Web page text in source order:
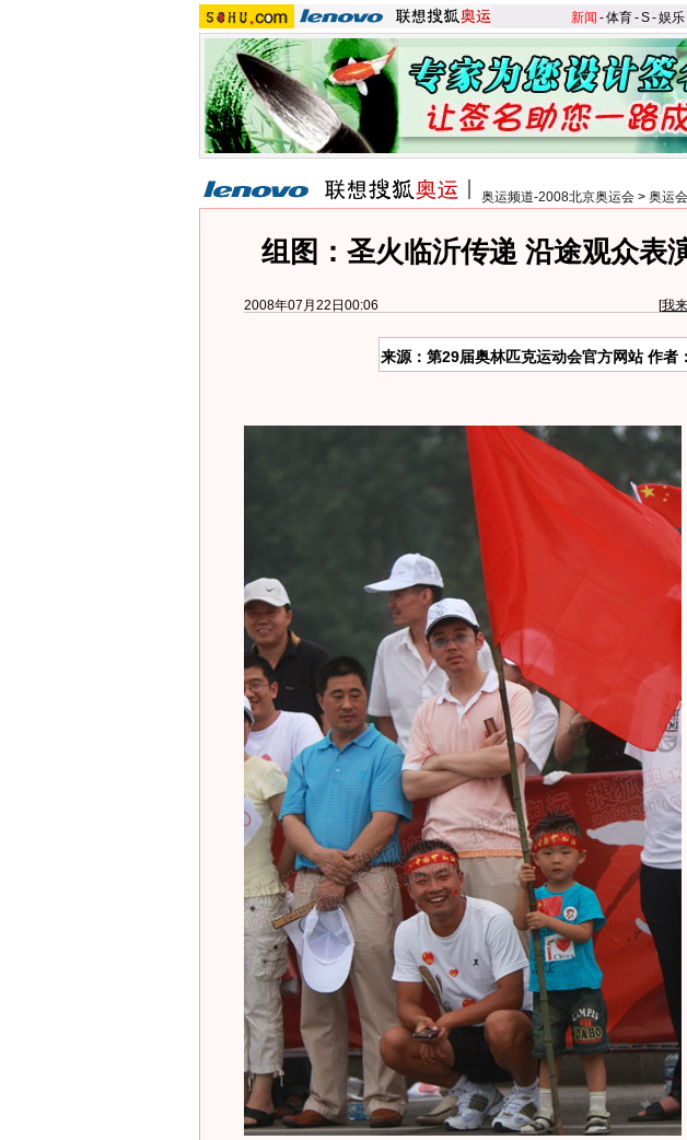
新闻 -体育-S-娱乐
奥运频道-2008北京奥运会 > 奥运
组图：圣火临沂传递 沿途观众表
2008年07月22日00:06 [我
来源：第29届奥林匹克运动会官方网站 作者